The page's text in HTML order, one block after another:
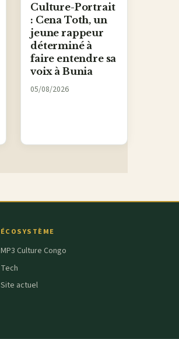
Culture-Portrait
: Cena Toth, un
jeune rappeur
déterminé à
faire entendre sa
voix à Bunia
05/08/2026
ÉCOSYSTÈME
MP3 Culture Congo
Tech
Site actuel